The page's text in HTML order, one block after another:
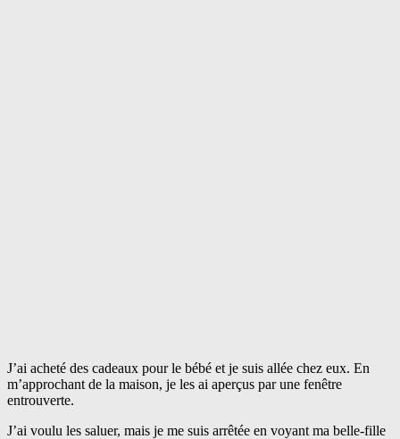
J’ai acheté des cadeaux pour le bébé et je suis allée chez eux. En
m’approchant de la maison, je les ai aperçus par une fenêtre
entrouverte.
J’ai voulu les saluer, mais je me suis arrêtée en voyant ma belle-fille